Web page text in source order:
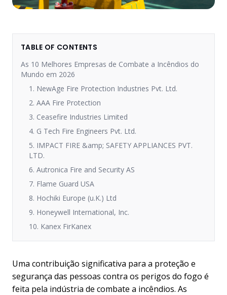
TABLE OF CONTENTS
As 10 Melhores Empresas de Combate a Incêndios do
Mundo em 2026
1. NewAge Fire Protection Industries Pvt. Ltd.
2. AAA Fire Protection
3. Ceasefire Industries Limited
4. G Tech Fire Engineers Pvt. Ltd.
5. IMPACT FIRE &amp; SAFETY APPLIANCES PVT.
LTD.
6. Autronica Fire and Security AS
7. Flame Guard USA
8. Hochiki Europe (u.K.) Ltd
9. Honeywell International, Inc.
10. Kanex FirKanex
Uma contribuição significativa para a proteção e
segurança das pessoas contra os perigos do fogo é
feita pela indústria de combate a incêndios. As